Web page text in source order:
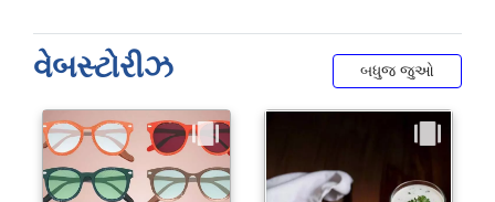
વેબસ્ટોરીઝ બધુજ જુઓ